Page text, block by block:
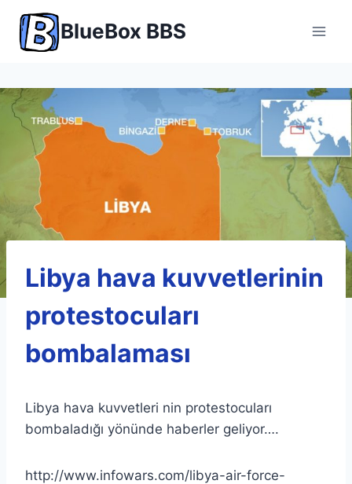
content
BlueBox BBS
Libya hava kuvvetlerinin
protestocuları
bombalaması
Libya hava kuvvetleri nin protestocuları
bombaladığı yönünde haberler geliyor….
http://www.infowars.com/libya-air-force-